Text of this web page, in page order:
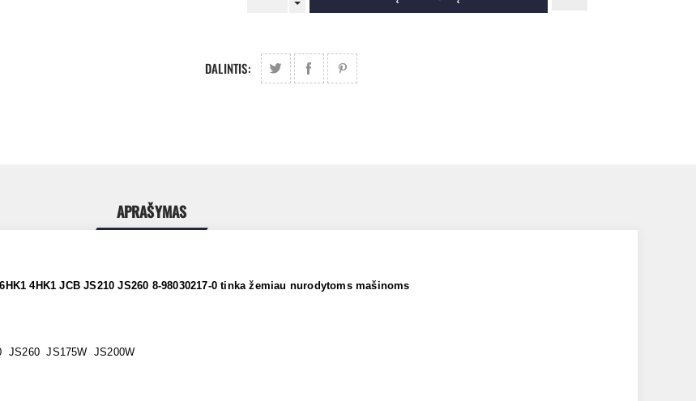
DALINTIS:
APRAŠYMAS
4HK1 JCB JS210 JS260 8-98030217-0 tinka žemiau nurodytoms mašinoms
JS260 JS175W JS200W